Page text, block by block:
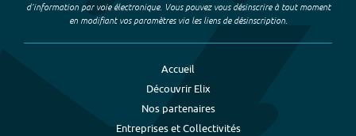
d’information par voie électronique. Vous pouvez vous désinscrire à tout moment
en modifiant vos paramètres via les liens de désinscription.
Accueil
Découvrir Elix
Nos partenaires
Entreprises et Collectivités